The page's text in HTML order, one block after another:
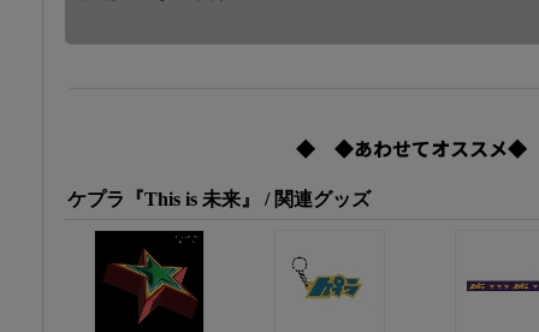
◆ ◆あわせてオススメ
ケプラ『This is 未来』 / 関連グッズ